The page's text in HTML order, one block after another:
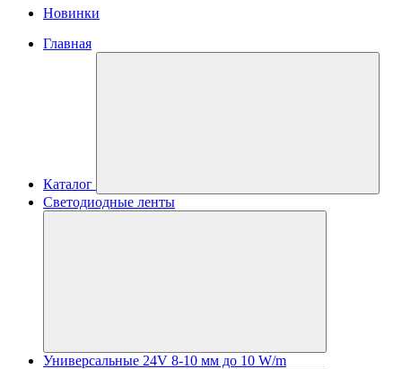
Новинки
Главная
Каталог
Светодиодные ленты
Универсальные 24V 8-10 мм до 10 W/m